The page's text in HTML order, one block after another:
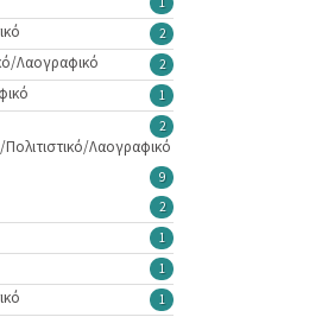
2
2
Λαογραφικό
1
2
Λαογραφικό
9
2
1
1
1